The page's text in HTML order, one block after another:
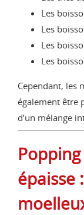
Les
Les
Les
Les
Cependant, les
également être
d’un mélange
épaisse